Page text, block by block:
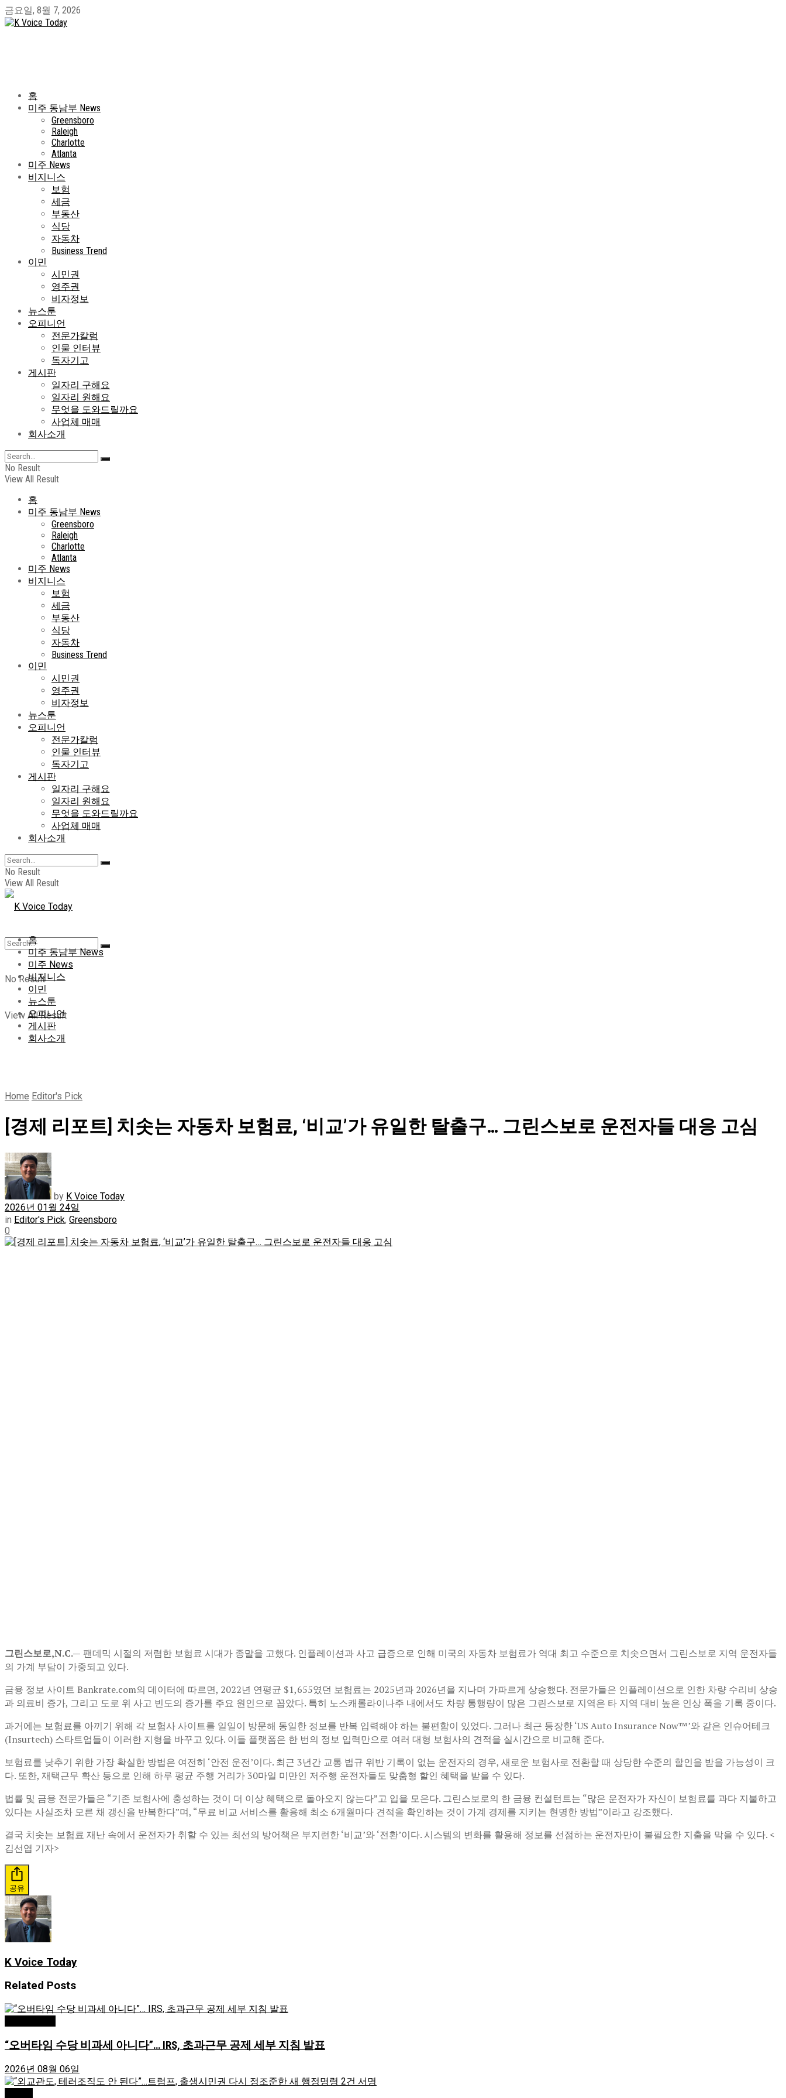
금요일, 8월 7, 2026
홈
미주 동남부 News
Greensboro
Raleigh
Charlotte
Atlanta
미주 News
비지니스
보험
세금
부동산
식당
자동차
Business Trend
이민
시민권
영주권
비자정보
뉴스툰
오피니언
전문가칼럼
인물 인터뷰
독자기고
게시판
일자리 구해요
일자리 원해요
무엇을 도와드릴까요
사업체 매매
회사소개
No Result
View All Result
홈
미주 동남부 News
Greensboro
Raleigh
Charlotte
Atlanta
미주 News
비지니스
보험
세금
부동산
식당
자동차
Business Trend
이민
시민권
영주권
비자정보
뉴스툰
오피니언
전문가칼럼
인물 인터뷰
독자기고
게시판
일자리 구해요
일자리 원해요
무엇을 도와드릴까요
사업체 매매
회사소개
No Result
View All Result
No Result
View All Result
홈
미주 동남부 News
미주 News
비지니스
이민
뉴스툰
오피니언
게시판
회사소개
Home Editor's Pick
[경제 리포트] 치솟는 자동차 보험료, ‘비교’가 유일한 탈출구… 그린스보로 운전자들 대응 고심
by K Voice Today
2026년 01월 24일
in Editor's Pick, Greensboro
0
그린스보로,N.C.— 팬데믹 시절의 저렴한 보험료 시대가 종말을 고했다. 인플레이션과 사고 급증으로 인해 미국의 자동차 보험료가 역대 최고 수준으로 치솟으면서 그린스보로 지역 운전자들
의 가계 부담이 가중되고 있다.
금융 정보 사이트 Bankrate.com의 데이터에 따르면, 2022년 연평균 $1,655였던 보험료는 2025년과 2026년을 지나며 가파르게 상승했다. 전문가들은 인플레이션으로 인한 차량 수리비 상승
과 의료비 증가, 그리고 도로 위 사고 빈도의 증가를 주요 원인으로 꼽았다. 특히 노스캐롤라이나주 내에서도 차량 통행량이 많은 그린스보로 지역은 타 지역 대비 높은 인상 폭을 기록 중이다.
과거에는 보험료를 아끼기 위해 각 보험사 사이트를 일일이 방문해 동일한 정보를 반복 입력해야 하는 불편함이 있었다. 그러나 최근 등장한 ‘US Auto Insurance Now™’와 같은 인슈어테크
(Insurtech) 스타트업들이 이러한 지형을 바꾸고 있다. 이들 플랫폼은 한 번의 정보 입력만으로 여러 대형 보험사의 견적을 실시간으로 비교해 준다.
보험료를 낮추기 위한 가장 확실한 방법은 여전히 ‘안전 운전’이다. 최근 3년간 교통 법규 위반 기록이 없는 운전자의 경우, 새로운 보험사로 전환할 때 상당한 수준의 할인을 받을 가능성이 크
다. 또한, 재택근무 확산 등으로 인해 하루 평균 주행 거리가 30마일 미만인 저주행 운전자들도 맞춤형 할인 혜택을 받을 수 있다.
법률 및 금융 전문가들은 “기존 보험사에 충성하는 것이 더 이상 혜택으로 돌아오지 않는다”고 입을 모은다. 그린스보로의 한 금융 컨설턴트는 “많은 운전자가 자신이 보험료를 과다 지불하고
있다는 사실조차 모른 채 갱신을 반복한다”며, “무료 비교 서비스를 활용해 최소 6개월마다 견적을 확인하는 것이 가계 경제를 지키는 현명한 방법”이라고 강조했다.
결국 치솟는 보험료 재난 속에서 운전자가 취할 수 있는 최선의 방어책은 부지런한 ‘비교’와 ‘전환’이다. 시스템의 변화를 활용해 정보를 선점하는 운전자만이 불필요한 지출을 막을 수 있다. <
김선엽 기자>
공유
K Voice Today
Related Posts
“오버타임 수당 비과세 아니다”… IRS, 초과근무 공제 세부 지침 발표
2026년 08월 06일